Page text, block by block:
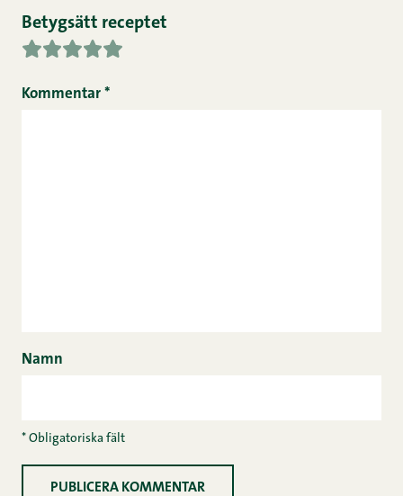
Betygsätt receptet
Kommentar *
Namn
* Obligatoriska fält